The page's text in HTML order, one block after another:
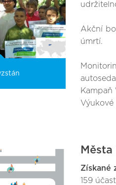
Akční
úmrtí.
Kampaň
Získané
159